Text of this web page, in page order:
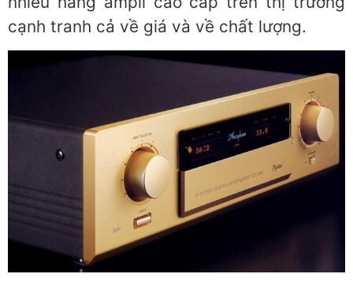
cạnh tranh cả về giá và về chất lượng.